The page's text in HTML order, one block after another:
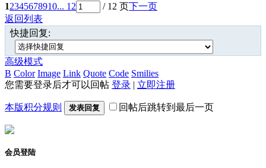
12345678910... 12 / 12 页下一页
返回列表
快捷回复:
高级模式
B Color Image Link Quote Code Smilies
您需要登录后才可以回帖 登录 | 立即注册
本版积分规则 发表回复 回帖后跳转到最后一页
会员登陆